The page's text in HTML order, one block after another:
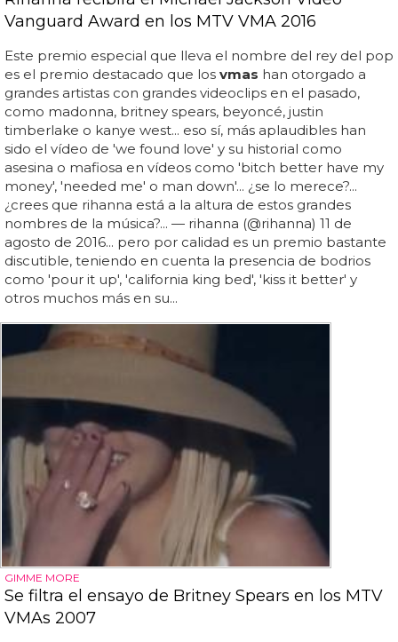
Vanguard Award en los MTV VMA 2016
Este premio especial que lleva el nombre del rey del pop
es el premio destacado que los vmas han otorgado a
grandes artistas con grandes videoclips en el pasado,
como madonna, britney spears, beyoncé, justin
timberlake o kanye west... eso sí, más aplaudibles han
sido el vídeo de 'we found love' y su historial como
asesina o mafiosa en vídeos como 'bitch better have my
money', 'needed me' o man down'... ¿se lo merece?...
¿crees que rihanna está a la altura de estos grandes
nombres de la música?... — rihanna (@rihanna) 11 de
agosto de 2016... pero por calidad es un premio bastante
discutible, teniendo en cuenta la presencia de bodrios
como 'pour it up', 'california king bed', 'kiss it better' y
otros muchos más en su...
GIMME MORE
Se filtra el ensayo de Britney Spears en los MTV
VMAs 2007